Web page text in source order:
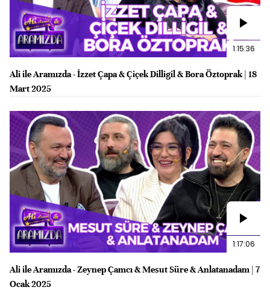
1:15:36
Ali ile Aramızda - İzzet Çapa & Çiçek Dilligil & Bora Öztoprak | 18
Mart 2025
1:17:06
Ali ile Aramızda - Zeynep Çamcı & Mesut Süre & Anlatanadam | 7
Ocak 2025